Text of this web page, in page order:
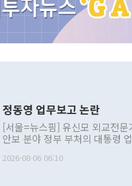
정동영 업무보고 논란
[서울=뉴스핌] 유신모 외교전
안보 분야 정부 부처의 대통령
발언 중에는 정부 내 조율을 거
2026-08-06 06:10